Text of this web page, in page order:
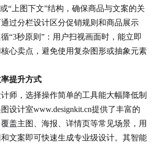
“上图下文”结构，确保商品与文案的关
过分栏设计区分促销规则和商品展示
“3秒原则”：用户扫视画面时，能立即
心卖点，避免使用复杂图形或抽象元素
提升方式
师，选择操作简单的工具能大幅降低制
设计室www.designkit.cn提供了丰富的
盖主图、海报、详情页等常见场景，用
文案即可快速生成专业级设计。其智能